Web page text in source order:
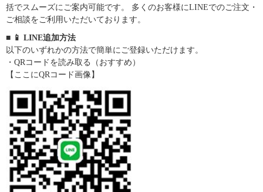
括でスムーズにご案内可能です。 多くのお客様にLINEでのご注文・
ご相談をご利用いただいております。
■ 📱 LINE追加方法
以下のいずれかの方法で簡単にご登録いただけます。
・QRコードを読み取る（おすすめ）
【ここにQRコード画像】